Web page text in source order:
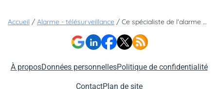
Accueil / Alarme - télésurveillance / Ce spécialiste de l'alarme avec télésurveillance propose une remise sur ses packs de protection
À proposDonnées personnellesPolitique de confidentialité
ContactPlan de site